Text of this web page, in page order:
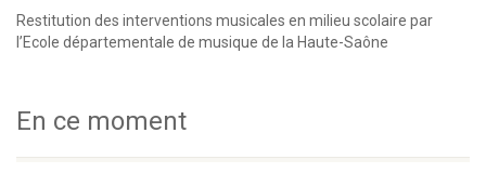
Restitution des interventions musicales en milieu scolaire par
l’Ecole départementale de musique de la Haute-Saône
En ce moment